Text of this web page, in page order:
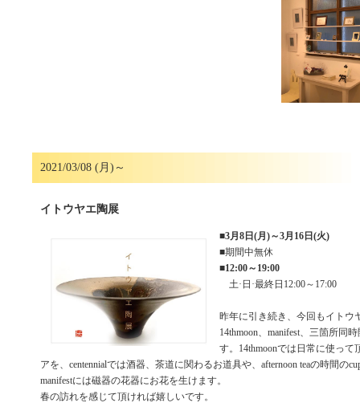
2021/03/08 (月)～
イトウヤエ陶展
■3月8日(月)～3月16日(火)
■期間中無休
■12:00～19:00
土·日·最終日12:00～17:00
昨年に引き続き、今回もイトウ
14thmoon、manifest、三箇所同
す。14thmoonでは日常に使って
アを、centennialでは酒器、茶道に関わるお道具や、afternoon teaの時間の
manifestには磁器の花器にお花を生けます。
春の訪れを感じて頂ければ嬉しいです。